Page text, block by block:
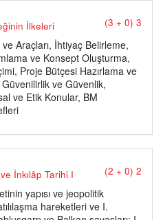
İlkeleri (3 + 0) 3
ve Araçları, İhtiyaç Belirleme,
ve Konsept Oluşturma,
Proje Bütçesi Hazırlama ve
ve Güvenlik,
ve Etik Konular, BM
İnkılâp Tarihi I (2 + 0) 2
yapısı ve jeopolitik
hareketleri ve I.